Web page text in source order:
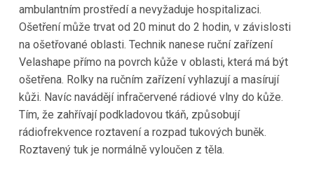
ambulantním prostředí a nevyžaduje hospitalizaci.
Ošetření může trvat od 20 minut do 2 hodin, v závislosti
na ošetřované oblasti. Technik nanese ruční zařízení
Velashape přímo na povrch kůže v oblasti, která má být
ošetřena. Rolky na ručním zařízení vyhlazují a masírují
kůži. Navíc navádějí infračervené rádiové vlny do kůže.
Tím, že zahřívají podkladovou tkáň, způsobují
rádiofrekvence roztavení a rozpad tukových buněk.
Roztavený tuk je normálně vyloučen z těla.